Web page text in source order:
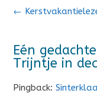
Bericht
←
Eén
Trijntje in
Pingback: